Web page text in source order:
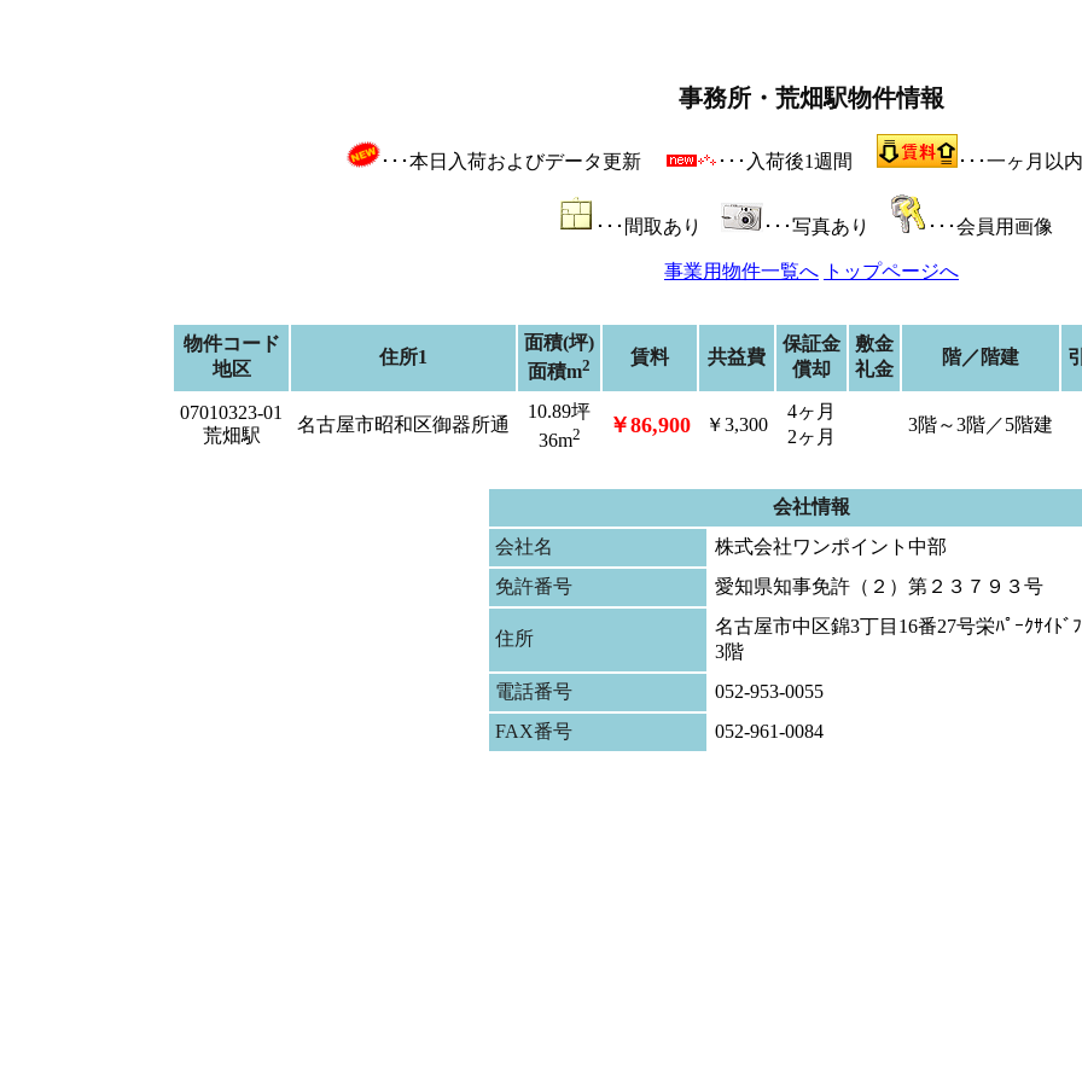
事務所・荒畑駅物件情報
･･･本日入荷およびデータ更新 ･･･入荷後1週間 ･･･一ヶ月以
･･･間取あり ･･･写真あり ･･･会員用画像
事業用物件一覧へ トップページへ
物件コード
地区
住所1
面積(坪)
面積m2 賃料 共益費
保証金
償却
敷金
礼金
階／階建
07010323-01
荒畑駅
名古屋市昭和区御器所通
10.89坪
36m2 ￥86,900 ￥3,300
4ヶ月
2ヶ月
3階～3階／5階建
会社情報
会社名
株式会社ワンポイント中部
免許番号
愛知県知事免許（２）第２３７９３号
住所
名古屋市中区錦3丁目16番27号栄ﾊﾟｰｸｻｲﾄﾞ
3階
電話番号
052-953-0055
FAX番号
052-961-0084